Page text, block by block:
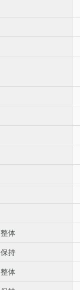
整体
保持
整体